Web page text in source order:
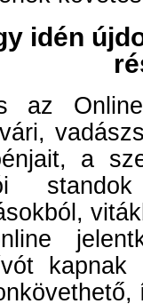
idén
az
a